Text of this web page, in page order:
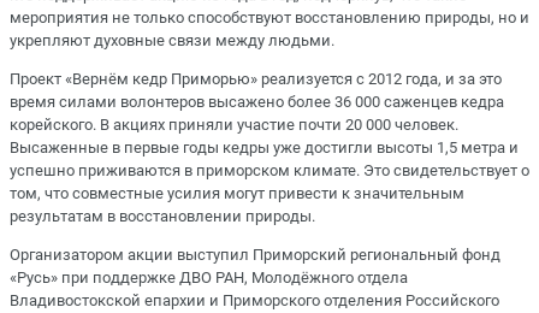
мероприятия не только способствуют восстановлению природы, но и
укрепляют духовные связи между людьми.
Проект «Вернём кедр Приморью» реализуется с 2012 года, и за это
время силами волонтеров высажено более 36 000 саженцев кедра
корейского. В акциях приняли участие почти 20 000 человек.
Высаженные в первые годы кедры уже достигли высоты 1,5 метра и
успешно приживаются в приморском климате. Это свидетельствует о
том, что совместные усилия могут привести к значительным
результатам в восстановлении природы.
Организатором акции выступил Приморский региональный фонд
«Русь» при поддержке ДВО РАН, Молодёжного отдела
Владивостокской епархии и Приморского отделения Российского